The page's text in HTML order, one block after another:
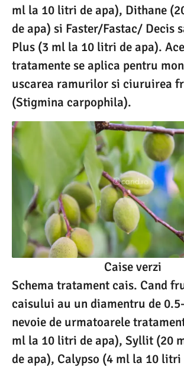
ml la 10 litri de apa), Dithane
de apa) si Faster/Fastac/ Decis
Plus (3 ml la 10 litri de apa).
tratamente se aplica pentru
uscarea ramurilor si ciuruirea
(Stigmina carpophila).
Caise verzi
Schema tratament cais. Cand
caisului au un diamentru de
nevoie de urmatoarele
ml la 10 litri de apa), Syllit (20
de apa), Calypso (4 ml la 10 litri